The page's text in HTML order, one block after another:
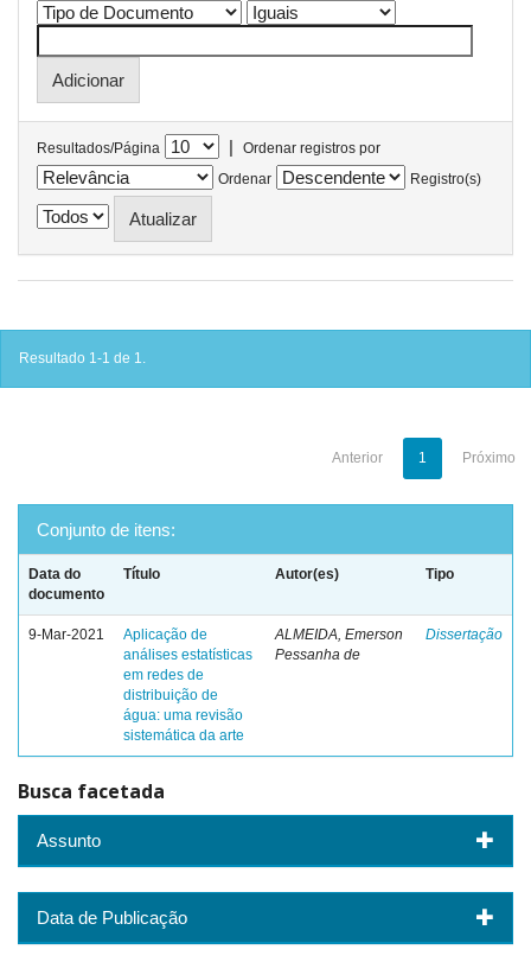
Resultados/Página |
Ordenar registros por
Ordenar
Registro(s)
Resultado 1-1 de 1.
Anterior 1 Próximo
Conjunto de itens:
Data do
documento
Título Autor(es) Tipo
9-Mar-2021
Aplicação de
análises estatísticas
em redes de
distribuição de
água: uma revisão
sistemática da arte
ALMEIDA, Emerson
Pessanha de
Dissertação
Busca facetada
Assunto
Data de Publicação